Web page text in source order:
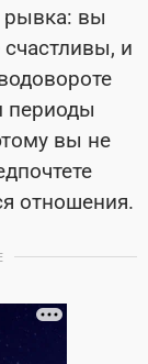
рывка: вы
и
периоды
вы не
отношения.